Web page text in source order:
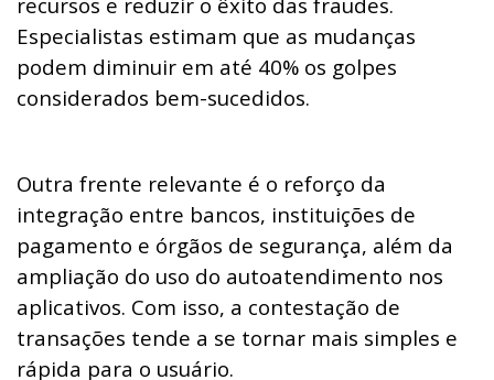
Especialistas estimam que as mudanças
podem diminuir em até 40% os golpes
considerados bem-sucedidos.
Outra frente relevante é o reforço da
integração entre bancos, instituições de
pagamento e órgãos de segurança, além da
ampliação do uso do autoatendimento nos
aplicativos. Com isso, a contestação de
transações tende a se tornar mais simples e
rápida para o usuário.